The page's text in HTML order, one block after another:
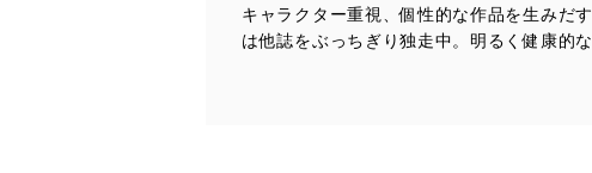
当社は、個人情報の正確性及び安
漏えい、滅失またはき損の防止及
キャラクター重視、個性的な作品を生みだ
は他誌をぶっちぎり独走中。明るく健康的